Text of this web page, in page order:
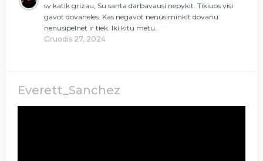
sv katik grizau, Su santa darbavausi nepykit. Tikiuos visi
gavot dovaneles. Kas negavot nenusiminkit dovanu
nenusipelnet ir tiek. Iki kitu metu.
Gruodis 27, 2024
Everett_Sanchez